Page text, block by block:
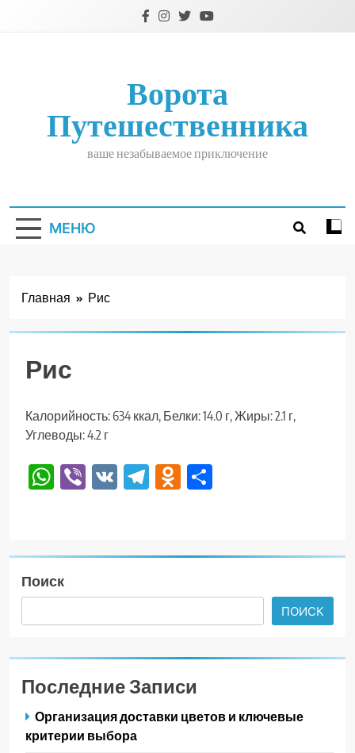
Ворота
Путешественника
ваше незабываемое приключение
МЕНЮ
Главная Рис
Рис
Калорийность: 634 ккал, Белки: 14.0 г, Жиры: 2.1 г,
Углеводы: 4.2 г
WhatsApp
Viber
VK TelegramOdnoklassniki
Поиск
ПОИСК
Последние Записи
Организация доставки цветов и ключевые
критерии выбора